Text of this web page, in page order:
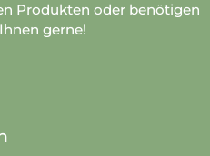
Produkten oder benötigen
gerne!